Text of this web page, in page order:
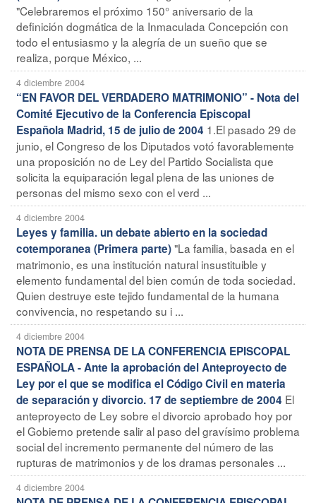
"Celebraremos el próximo 150° aniversario de la
definición dogmática de la Inmaculada Concepción con
todo el entusiasmo y la alegría de un sueño que se
realiza, porque México, ...
4 diciembre 2004
“EN FAVOR DEL VERDADERO MATRIMONIO” - Nota del
Comité Ejecutivo de la Conferencia Episcopal
Española Madrid, 15 de julio de 2004 1.El pasado 29 de
junio, el Congreso de los Diputados votó favorablemente
una proposición no de Ley del Partido Socialista que
solicita la equiparación legal plena de las uniones de
personas del mismo sexo con el verd ...
4 diciembre 2004
Leyes y familia. un debate abierto en la sociedad
cotemporanea (Primera parte)"La familia, basada en el
matrimonio, es una institución natural insustituible y
elemento fundamental del bien común de toda sociedad.
Quien destruye este tejido fundamental de la humana
convivencia, no respetando su i ...
4 diciembre 2004
NOTA DE PRENSA DE LA CONFERENCIA EPISCOPAL
ESPAÑOLA - Ante la aprobación del Anteproyecto de
Ley por el que se modifica el Código Civil en materia
de separación y divorcio. 17 de septiembre de 2004 El
anteproyecto de Ley sobre el divorcio aprobado hoy por
el Gobierno pretende salir al paso del gravísimo problema
social del incremento permanente del número de las
rupturas de matrimonios y de los dramas personales ...
4 diciembre 2004